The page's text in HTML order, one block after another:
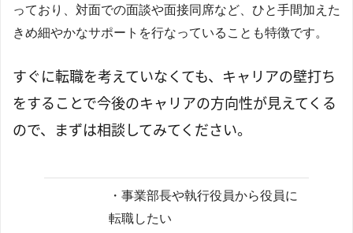
っており、対面での面談や面接同席など、ひと手間加えた
きめ細やかなサポートを行なっていることも特徴です。
すぐに転職を考えていなくても、キャリアの壁打ち
をすることで今後のキャリアの方向性が見えてくる
ので、まずは相談してみてください。
・事業部長や執行役員から役員に
転職したい